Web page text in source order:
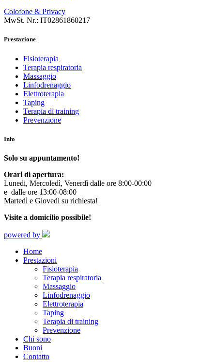
Colofone & Privacy
MwSt. Nr.: IT02861860217
Prestazione
Fisioterapia
Terapia respiratoria
Massaggio
Linfodrenaggio
Elettroterapia
Taping
Terapia di training
Prevenzione
Info
Solo su appuntamento!
Orari di apertura:
Lunedi, Mercoledì, Venerdì dalle ore 8:00-00:00
e dalle ore 13:00-08:00
Martedì e Giovedi su richiesta!
Visite a domicilio possibile!
powered by
Home
Prestazioni
Fisioterapia
Terapia respiratoria
Massaggio
Linfodrenaggio
Elettroterapia
Taping
Terapia di training
Prevenzione
Chi sono
Buoni
Contatto